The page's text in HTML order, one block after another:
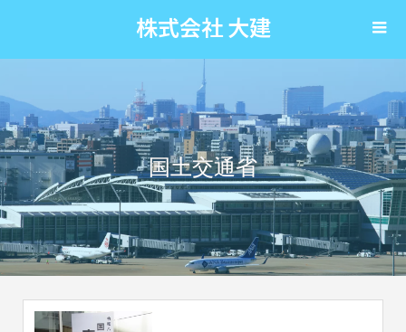
株式会社 大建
国土交通省